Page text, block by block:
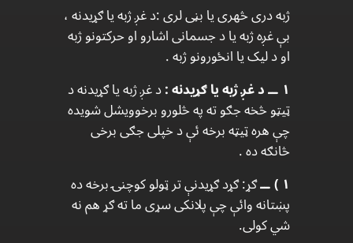
ژبه دری څهری یا بڼی لری :د غږ ژبه یا ګړیدنه ،
بې غږه ژبه یا د جسمانی اشارو او حرکتونو ژبه
او د لیک یا انځورونو ژبه .
۱ ــ د غږ ژبه یا ګړیدنه :
د غږ ژبه یا ګړیدنه د
ټیټو څخه جګو ته په څلورو برخوویشل شویده
چې هره ټيټه برخه ئې د خپلی جګی برخی
څانګه ده .
۱ ) ــ
ګړ: ګړد ګړیدنې تر ټولو کوچنۍ برخه ده
پښتانه وائې چې پلانکی سړی ما ته ګړ هم نه
شي کولی.